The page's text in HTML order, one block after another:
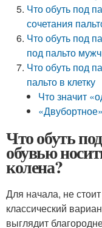
Что обуть под
сочетания
Что обуть под
под пальто
Что обуть под
пальто в клетку
Что значит
Что обуть
обувью
колена?
Для начала, не
классический
выглядит